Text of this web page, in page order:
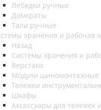
Лебедки ручные
Домкраты
Тали ручные
хранения и рабочая
Назад
Системы хранения и
Верстаки
Модули шиномонтажные
Тележки
Шкафы
Аксессуары для тележек